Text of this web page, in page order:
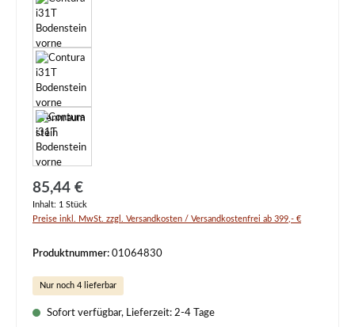
Regulärer Preis:
85,44 €
Inhalt: 1 Stück
Preise inkl. MwSt. zzgl. Versandkosten / Versandkostenfrei ab 399,- €
Produktnummer: 01064830
Nur noch 4 lieferbar
Sofort verfügbar, Lieferzeit: 2-4 Tage